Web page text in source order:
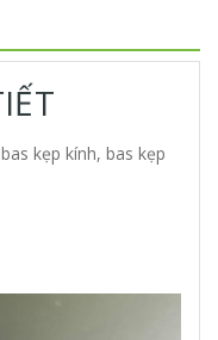
kẹp kính, bas kẹp